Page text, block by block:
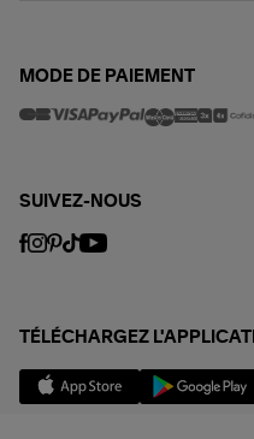
MODE DE PAIEMENT
SUIVEZ-NOUS
TÉLÉCHARGEZ